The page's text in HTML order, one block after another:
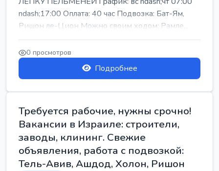
ndash;17:00 Оплата: 40 час Подвозка: Бат-Ям,
Ришон ле-Цион Можно своим ходом: Рамле...
0 просмотров
Подробнее
Требуется рабочие, нужны срочно!
Вакансии в Израиле: строители,
заводы, клининг. Свежие
объявления, работа с подвозкой:
Тель-Авив, Ашдод, Холон, Ришон